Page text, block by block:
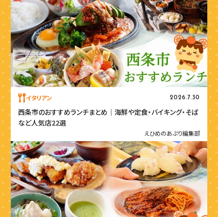
イタリアン 2026.7.30
西条市のおすすめランチまとめ｜海鮮や定食・バイキング・そば
など人気店22選
えひめのあぷり編集部